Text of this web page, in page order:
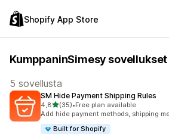
Shopify App Store
KumppaninSimesy sovellukset
5 sovellusta
SM Hide Payment Shipping Rules
4,8/ 5 tähteä
(35)
35 arvostelua yhteensä
•Free plan available
Add hide payment methods, shipping
Built for Shopify